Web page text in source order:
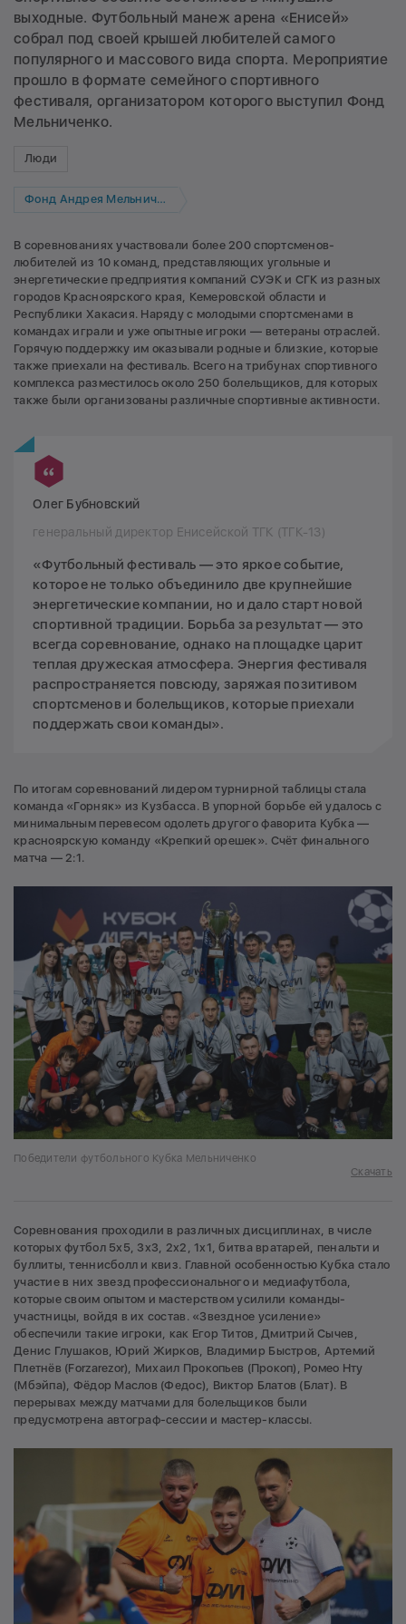
выходные. Футбольный манеж арена «Енисей»
собрал под своей крышей любителей самого
популярного и массового вида спорта. Мероприятие
прошло в формате семейного спортивного
фестиваля, организатором которого выступил Фонд
Мельниченко.
Люди
Фонд Андрея Мельниченко
В соревнованиях участвовали более 200 спортсменов-
любителей из 10 команд, представляющих угольные и
энергетические предприятия компаний СУЭК и СГК из разных
городов Красноярского края, Кемеровской области и
Республики Хакасия. Наряду с молодыми спортсменами в
командах играли и уже опытные игроки — ветераны отраслей.
Горячую поддержку им оказывали родные и близкие, которые
также приехали на фестиваль. Всего на трибунах спортивного
комплекса разместилось около 250 болельщиков, для которых
также были организованы различные спортивные активности.
Олег Бубновский
генеральный директор Енисейской ТГК (ТГК-13)
«Футбольный фестиваль — это яркое событие,
которое не только объединило две крупнейшие
энергетические компании, но и дало старт новой
спортивной традиции. Борьба за результат — это
всегда соревнование, однако на площадке царит
теплая дружеская атмосфера. Энергия фестиваля
распространяется повсюду, заряжая позитивом
спортсменов и болельщиков, которые приехали
поддержать свои команды».
По итогам соревнований лидером турнирной таблицы стала
команда «Горняк» из Кузбасса. В упорной борьбе ей удалось с
минимальным перевесом одолеть другого фаворита Кубка —
красноярскую команду «Крепкий орешек». Счёт финального
матча — 2:1.
Победители футбольного Кубка Мельниченко
Скачать
Соревнования проходили в различных дисциплинах, в числе
которых футбол 5х5, 3х3, 2х2, 1х1, битва вратарей, пенальти и
буллиты, теннисболл и квиз. Главной особенностью Кубка стало
участие в них звезд профессионального и медиафутбола,
которые своим опытом и мастерством усилили команды-
участницы, войдя в их состав. «Звездное усиление»
обеспечили такие игроки, как Егор Титов, Дмитрий Сычев,
Денис Глушаков, Юрий Жирков, Владимир Быстров, Артемий
Плетнёв (Forzarezor), Михаил Прокопьев (Прокоп), Ромео Нту
(Мбэйпа), Фёдор Маслов (Федос), Виктор Блатов (Блат). В
перерывах между матчами для болельщиков были
предусмотрена автограф-сессии и мастер-классы.